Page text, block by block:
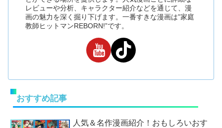
レビューや分析、キャラクター紹介などを通じて、漫
画の魅力を深く掘り下げます。一番すきな漫画は”家庭
教師ヒットマンREBORN!”です。
おすすめ記事
人気＆名作漫画紹介！おもしろいおす